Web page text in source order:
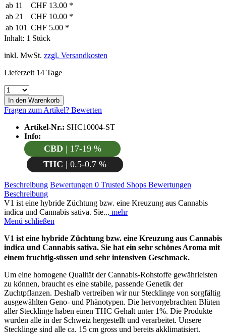
ab 11
CHF 13.00 *
ab 21
CHF 10.00 *
ab 101 CHF 5.00 *
Inhalt: 1 Stück
inkl. MwSt. zzgl. Versandkosten
Lieferzeit 14 Tage
In den Warenkorb
Fragen zum Artikel? Bewerten
Artikel-Nr.: SHC10004-ST
Info:
CBD | 17-19 %
THC | 0.5-0.7 %
Beschreibung Bewertungen 0 Trusted Shops Bewertungen
Beschreibung
V1 ist eine hybride Züchtung bzw. eine Kreuzung aus Cannabis
indica und Cannabis sativa. Sie... mehr
Menü schließen
V1 ist eine hybride Züchtung bzw. eine Kreuzung aus Cannabis
indica und Cannabis sativa. Sie hat ein sehr schönes Aroma mit
einem fruchtig-süssen und sehr intensiven Geschmack.
Um eine homogene Qualität der Cannabis-Rohstoffe gewährleisten
zu können, braucht es eine stabile, passende Genetik der
Zuchtpflanzen. Deshalb vertreiben wir nur Stecklinge von sorgfältig
ausgewählten Geno- und Phänotypen. Die hervorgebrachten Blüten
aller Stecklinge haben einen THC Gehalt unter 1%. Die Produkte
wurden alle in der Schweiz hergestellt und verarbeitet. Unsere
Stecklinge sind alle ca. 15 cm gross und bereits akklimatisiert.